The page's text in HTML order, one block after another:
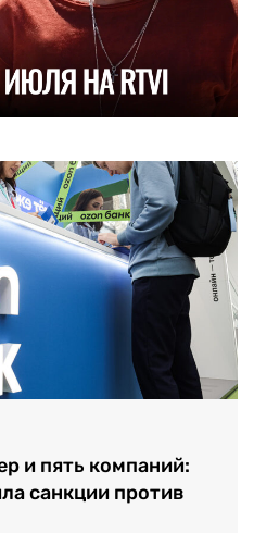
и пять компаний:
санкции против